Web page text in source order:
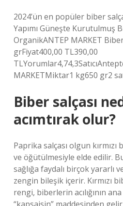
2024’ün en popüler biber
Yapımı Güneşte Kurutulmuş
OrganikANTEP MARKET
grFiyat400,00 TL390,00
MARKETMiktar1 kg650 gr2
Biber salçası
acımtırak olur?
Paprika salçası olgun
ve öğütülmesiyle elde edilir.
sağlığa faydalı birçok yararlı
zengin bileşik içerir. Kırmızı
rengi, biberlerin acılığının